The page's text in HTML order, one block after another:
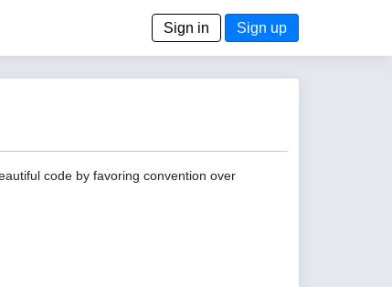
Sign in Sign up
code by favoring convention over